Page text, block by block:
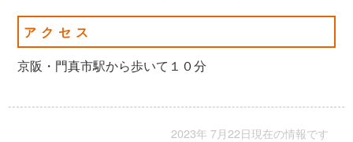
アクセス
京阪・門真市駅から歩いて１０分
2023年 7月22日現在の情報です